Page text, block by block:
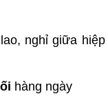
nghỉ giữa hiệp
hàng ngày